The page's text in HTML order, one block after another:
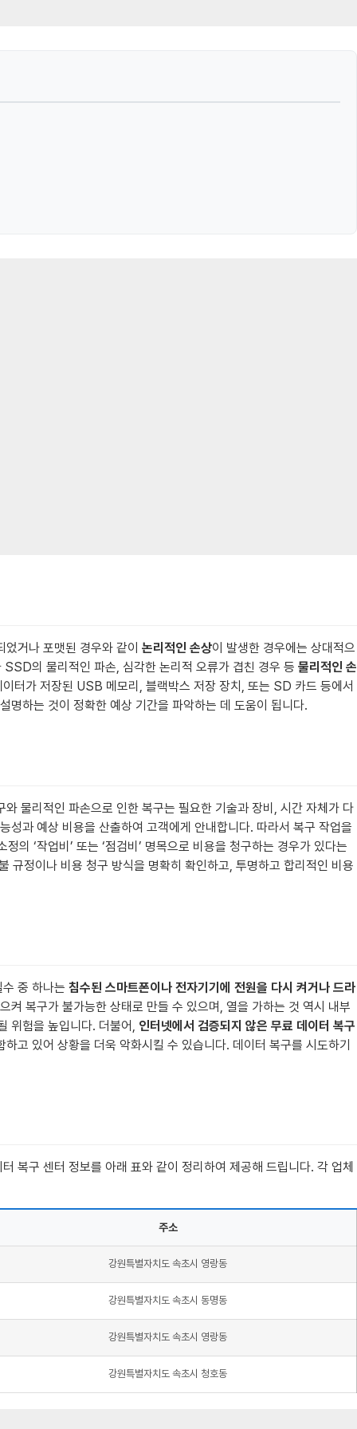
거나 포맷된 경우와 같이 논리적인 손상이 발생한 경우에는 상대적으
의 물리적인 파손, 심각한 논리적 오류가 겹친 경우 등 물리적인 손
터가 저장된 USB 메모리, 블랙박스 저장 장치, 또는 SD 카드 등에서
명하는 것이 정확한 예상 기간을 파악하는 데 도움이 됩니다.
와 물리적인 파손으로 인한 복구는 필요한 기술과 장비, 시간 자체가 다
성과 예상 비용을 산출하여 고객에게 안내합니다. 따라서 복구 작업을
의 ‘작업비’ 또는 ‘점검비’ 명목으로 비용을 청구하는 경우가 있다는
규정이나 비용 청구 방식을 명확히 확인하고, 투명하고 합리적인 비용
중 하나는 침수된 스마트폰이나 전자기기에 전원을 다시 켜거나 드라
복구가 불가능한 상태로 만들 수 있으며, 열을 가하는 것 역시 내부
위험을 높입니다. 더불어, 인터넷에서 검증되지 않은 무료 데이터 복구
고 있어 상황을 더욱 악화시킬 수 있습니다. 데이터 복구를 시도하기
복구 센터 정보를 아래 표와 같이 정리하여 제공해 드립니다. 각 업체
주소
강원특별자치도 속초시 영랑동
강원특별자치도 속초시 동명동
강원특별자치도 속초시 영랑동
강원특별자치도 속초시 청호동